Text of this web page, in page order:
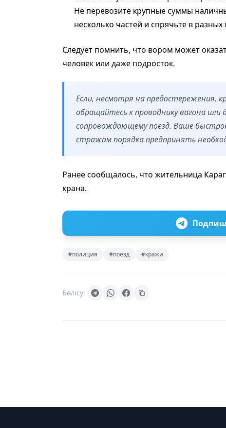
Не перевозите крупные суммы
несколько частей и спрячьте в разных
Следует помнить, что вором может
человек или даже подросток.
Если, несмотря на предостережения,
обращайтесь к проводнику вагона или
сопровождающему поезд. Ваше
стражам порядка предпринять
Ранее сообщалось, что жительница
крана.
#полиция #поезд #кражи
Бөлісу: